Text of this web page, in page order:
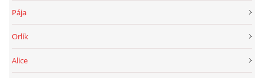
Pája
Orlík
Alice